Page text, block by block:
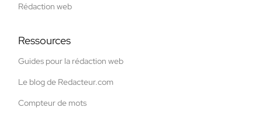
Rédaction web
Ressources
Guides pour la rédaction web
Le blog de Redacteur.com
Compteur de mots